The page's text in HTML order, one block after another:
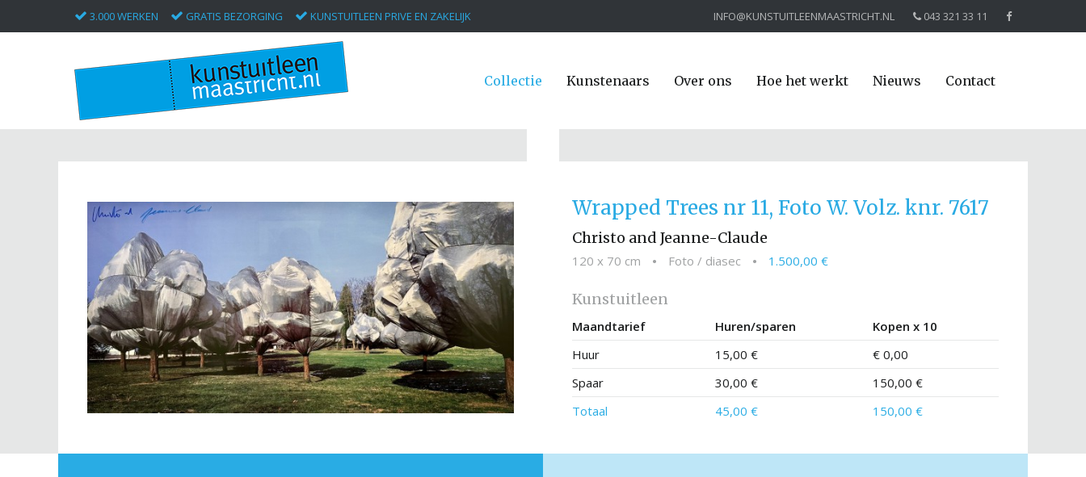
3.000 WERKEN GRATIS BEZORGING KUNSTUITLEEN PRIVE EN ZAKELIJK INFO@KUNSTUITLEENMAASTRICHT.NL 043 321 33 11
Collectie Kunstenaars Over ons Hoe het werkt Nieuws Contact
Wrapped Trees nr 11, Foto W. Volz. knr. 7617
Christo and Jeanne-Claude
120 x 70 cm • Foto / diasec • 1.500,00 €
Kunstuitleen
Maandtarief Huren/sparen
Kopen x 10
Huur
15,00 €
€ 0,00
Spaar
30,00 €
150,00 €
Totaal
45,00 € 150,00 €